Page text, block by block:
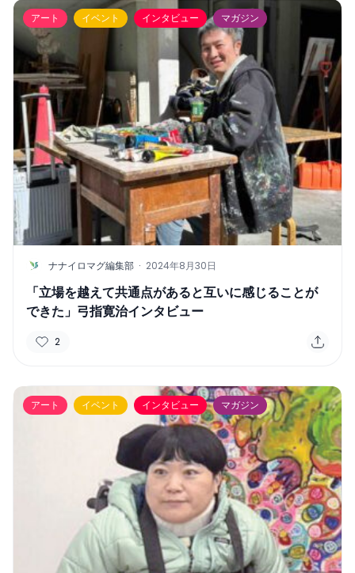
アート イベント インタビュー マガジン
N ナナイロマグ編集部 · 2024年8月30日
「立場を越えて共通点があると互いに感じることが
できた」弓指寛治インタビュー
2
アート イベント インタビュー マガジン